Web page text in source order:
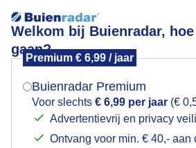
Welkom bij Buienradar,
gaan?
Premium € 6,99 / jaar
Buienradar Premium
Voor slechts € 6,99 per jaar (€
Advertentievrij en privacy
Ontvang voor min. € 40,- aan
Calp vanmiddag
Mogen we je locatie
Indien je hier nog geen akkoord